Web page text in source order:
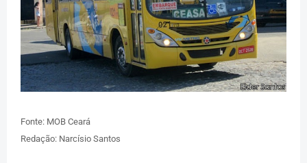
Fonte: MOB Ceará
Redação: Narcísio Santos